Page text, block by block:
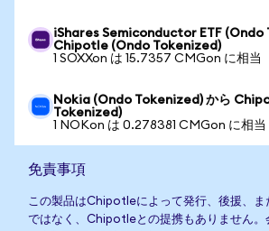
iShares Semiconductor ETF (Ondo
Chipotle (Ondo Tokenized)
1 SOXXon は 15.7357 CMGon に相当
Nokia (Ondo Tokenized) から
Tokenized)
1 NOKon は 0.278381 CMGon に相当
免責事項
この製品はChipotleによって発行、後援、ま
ではなく、Chipotleとの提携もありません。